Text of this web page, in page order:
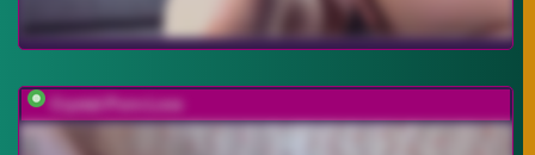
Crystal-Porn-Love